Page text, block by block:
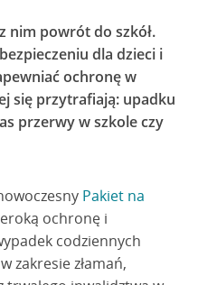
nim powrót do szkół.
dla dzieci i
ochronę w
się przytrafiają: upadku
przerwy w szkole czy
Pakiet na
ochronę i
codziennych
zakresie złamań,